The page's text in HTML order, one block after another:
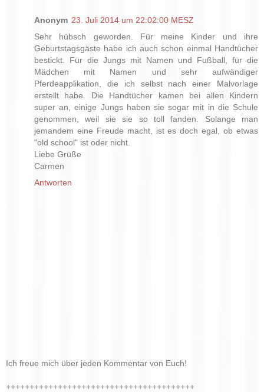
Anonym 23. Juli 2014 um 22:02:00 MESZ
Sehr hübsch geworden. Für meine Kinder und ihre
Geburtstagsgäste habe ich auch schon einmal Handtücher
bestickt. Für die Jungs mit Namen und Fußball, für die
Mädchen mit Namen und sehr aufwändiger
Pferdeapplikation, die ich selbst nach einer Malvorlage
erstellt habe. Die Handtücher kamen bei allen Kindern
super an, einige Jungs haben sie sogar mit in die Schule
genommen, weil sie sie so toll fanden. Solange man
jemandem eine Freude macht, ist es doch egal, ob etwas
"old school" ist oder nicht.
Liebe Grüße
Carmen
Antworten
Ich freue mich über jeden Kommentar von Euch!
++++++++++++++++++++++++++++++++++++++++